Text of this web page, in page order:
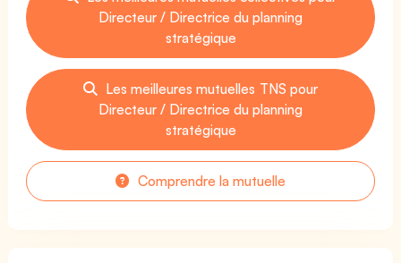
Directeur / Directrice du planning
stratégique
Les meilleures mutuelles TNS pour
Directeur / Directrice du planning
stratégique
Comprendre la mutuelle